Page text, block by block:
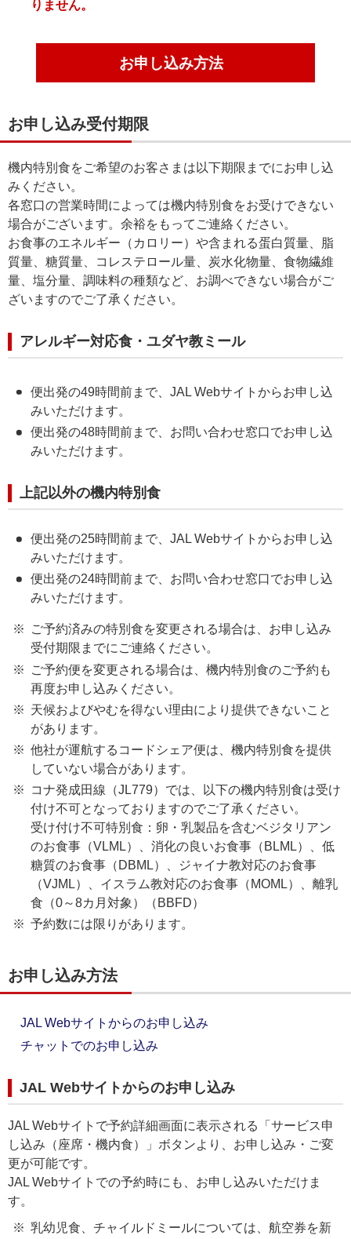
りません。
お申し込み方法
お申し込み受付期限
機内特別食をご希望のお客さまは以下期限までにお申し込
みください。
各窓口の営業時間によっては機内特別食をお受けできない
場合がございます。余裕をもってご連絡ください。
お食事のエネルギー（カロリー）や含まれる蛋白質量、脂
質量、糖質量、コレステロール量、炭水化物量、食物繊維
量、塩分量、調味料の種類など、お調べできない場合がご
ざいますのでご了承ください。
アレルギー対応食・ユダヤ教ミール
便出発の49時間前まで、JAL Webサイトからお申し込
みいただけます。
便出発の48時間前まで、お問い合わせ窓口でお申し込
みいただけます。
上記以外の機内特別食
便出発の25時間前まで、JAL Webサイトからお申し込
みいただけます。
便出発の24時間前まで、お問い合わせ窓口でお申し込
みいただけます。
ご予約済みの特別食を変更される場合は、お申し込み
受付期限までにご連絡ください。
ご予約便を変更される場合は、機内特別食のご予約も
再度お申し込みください。
天候およびやむを得ない理由により提供できないこと
があります。
他社が運航するコードシェア便は、機内特別食を提供
していない場合があります。
コナ発成田線（JL779）では、以下の機内特別食は受け
付け不可となっておりますのでご了承ください。
受け付け不可特別食：卵・乳製品を含むベジタリアン
のお食事（VLML）、消化の良いお食事（BLML）、低
糖質のお食事（DBML）、ジャイナ教対応のお食事
（VJML）、イスラム教対応のお食事（MOML）、離乳
食（0～8カ月対象）（BBFD）
予約数には限りがあります。
お申し込み方法
JAL Webサイトからのお申し込み
チャットでのお申し込み
JAL Webサイトからのお申し込み
JAL Webサイトで予約詳細画面に表示される「サービス申
し込み（座席・機内食）」ボタンより、お申し込み・ご変
更が可能です。
JAL Webサイトでの予約時にも、お申し込みいただけま
す。
乳幼児食、チャイルドミールについては、航空券を新